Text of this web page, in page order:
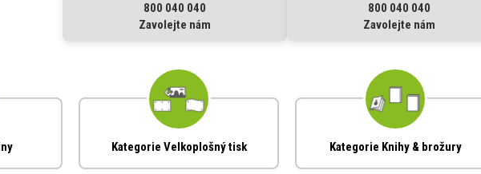
800 040 040
Zavolejte nám
800 040 040
Zavolejte nám
Kategorie Velkoplošný tisk Kategorie Knihy & brožury